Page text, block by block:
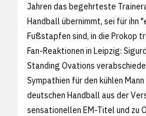
Jahren das begehrteste
Handball übernimmt, sei für ihn
Fußstapfen sind, in die Prokop
Fan-Reaktionen in Leipzig:
Standing Ovations
Sympathien für den kühlen
deutschen Handball aus der
sensationellen EM-Titel und zu